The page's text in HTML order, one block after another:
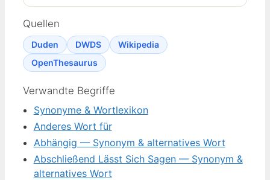
Quellen
Duden DWDS
Wikipedia
OpenThesaurus
Verwandte Begriffe
Synonyme & Wortlexikon
Anderes Wort für
Abhängig — Synonym & alternatives Wort
Abschließend Lässt Sich Sagen — Synonym &
alternatives Wort